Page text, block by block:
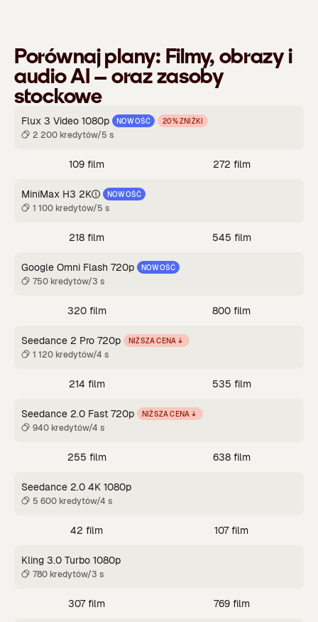
Porównaj plany: Filmy, obrazy i
audio AI – oraz zasoby
stockowe
Flux 3 Video 1080p NOWOŚĆ 20% ZNIŻKI
2 200 kredytów/5 s
109 film 272 film
MiniMax H3 2K NOWOŚĆ
1 100 kredytów/5 s
218 film 545 film
Google Omni Flash 720p NOWOŚĆ
750 kredytów/3 s
320 film 800 film
Seedance 2 Pro 720p NIŻSZA CENA
1 120 kredytów/4 s
214 film 535 film
Seedance 2.0 Fast 720p NIŻSZA CENA
940 kredytów/4 s
255 film 638 film
Seedance 2.0 4K 1080p
5 600 kredytów/4 s
42 film 107 film
Kling 3.0 Turbo 1080p
780 kredytów/3 s
307 film 769 film